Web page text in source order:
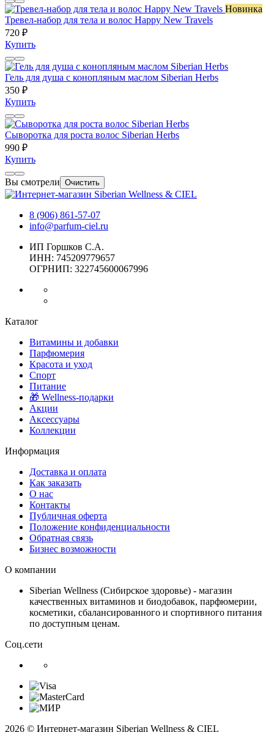
Новинка
Тревел-набор для тела и волос Happy New Travels
720 ₽
Купить
Гель для душа с конопляным маслом Siberian Herbs
350 ₽
Купить
Сыворотка для роста волос Siberian Herbs
990 ₽
Купить
Вы смотрели Очистить
8 (906) 861-57-07
info@parfum-ciel.ru
ИП Горшков С.А.
ИНН: 745209779657
ОГРНИП: 322745600067996
Каталог
Витамины и добавки
Парфюмерия
Красота и уход
Спорт
Питание
🎁 Wellness-подарки
Акции
Аксессуары
Коллекции
Информация
Доставка и оплата
Как заказать
О нас
Контакты
Публичная оферта
Положение конфиденциальности
Обратная связь
Бизнес возможности
О компании
Siberian Wellness (Сибирское здоровье) - магазин
качественных витаминов и биодобавок, парфюмерии,
косметики, сбалансированного и спортивного питания
по доступным ценам.
Соц.сети
2026 © Интернет-магазин Siberian Wellness & CIEL